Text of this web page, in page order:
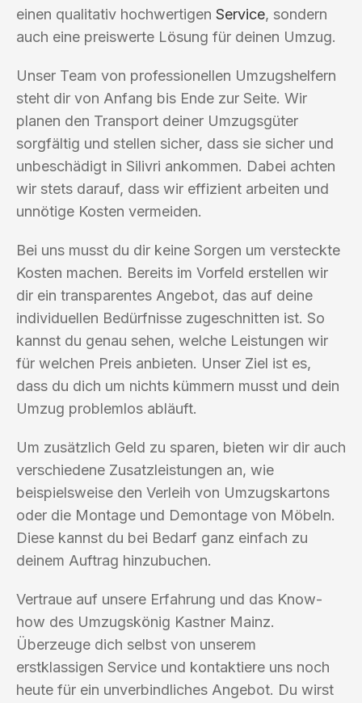
einen qualitativ hochwertigen Service, sondern
auch eine preiswerte Lösung für deinen Umzug.
Unser Team von professionellen Umzugshelfern
steht dir von Anfang bis Ende zur Seite. Wir
planen den Transport deiner Umzugsgüter
sorgfältig und stellen sicher, dass sie sicher und
unbeschädigt in Silivri ankommen. Dabei achten
wir stets darauf, dass wir effizient arbeiten und
unnötige Kosten vermeiden.
Bei uns musst du dir keine Sorgen um versteckte
Kosten machen. Bereits im Vorfeld erstellen wir
dir ein transparentes Angebot, das auf deine
individuellen Bedürfnisse zugeschnitten ist. So
kannst du genau sehen, welche Leistungen wir
für welchen Preis anbieten. Unser Ziel ist es,
dass du dich um nichts kümmern musst und dein
Umzug problemlos abläuft.
Um zusätzlich Geld zu sparen, bieten wir dir auch
verschiedene Zusatzleistungen an, wie
beispielsweise den Verleih von Umzugskartons
oder die Montage und Demontage von Möbeln.
Diese kannst du bei Bedarf ganz einfach zu
deinem Auftrag hinzubuchen.
Vertraue auf unsere Erfahrung und das Know-
how des Umzugskönig Kastner Mainz.
Überzeuge dich selbst von unserem
erstklassigen Service und kontaktiere uns noch
heute für ein unverbindliches Angebot. Du wirst